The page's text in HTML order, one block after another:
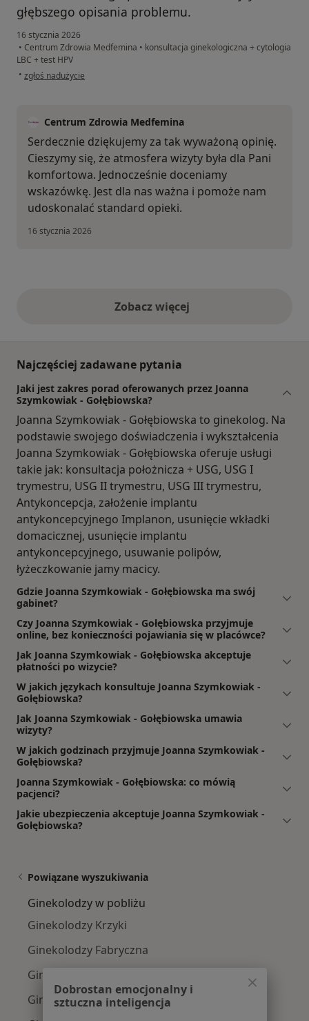
głębszego opisania problemu.
16 stycznia 2026
• Centrum Zdrowia Medfemina • konsultacja ginekologiczna + cytologia
LBC + test HPV
• w opinii użytkownika Ewa
zgłoś nadużycie
Centrum Zdrowia Medfemina
Serdecznie dziękujemy za tak wyważoną opinię.
Cieszymy się, że atmosfera wizyty była dla Pani
komfortowa. Jednocześnie doceniamy
wskazówkę. Jest dla nas ważna i pomoże nam
udoskonalać standard opieki.
16 stycznia 2026
Zobacz więcejopinie powyżej
Najczęściej zadawane pytania
Jaki jest zakres porad oferowanych przez Joanna
Szymkowiak - Gołębiowska?
Joanna Szymkowiak - Gołębiowska to ginekolog. Na
podstawie swojego doświadczenia i wykształcenia
Joanna Szymkowiak - Gołębiowska oferuje usługi
takie jak: konsultacja położnicza + USG, USG I
trymestru, USG II trymestru, USG III trymestru,
Antykoncepcja, założenie implantu
antykoncepcyjnego Implanon, usunięcie wkładki
domacicznej, usunięcie implantu
antykoncepcyjnego, usuwanie polipów,
łyżeczkowanie jamy macicy.
Gdzie Joanna Szymkowiak - Gołębiowska ma swój
gabinet?
Czy Joanna Szymkowiak - Gołębiowska przyjmuje
online, bez konieczności pojawiania się w placówce?
Jak Joanna Szymkowiak - Gołębiowska akceptuje
płatności po wizycie?
W jakich językach konsultuje Joanna Szymkowiak -
Gołębiowska?
Jak Joanna Szymkowiak - Gołębiowska umawia
wizyty?
W jakich godzinach przyjmuje Joanna Szymkowiak -
Gołębiowska?
Joanna Szymkowiak - Gołębiowska: co mówią
pacjenci?
Jakie ubezpieczenia akceptuje Joanna Szymkowiak -
Gołębiowska?
Powiązane wyszukiwania
Ginekolodzy w pobliżu
Ginekolodzy Krzyki
Ginekolodzy Fabryczna
Ginekolodzy Stare Miasto
Ginekolodzy Psie Pole
Dobrostan emocjonalny i
sztuczna inteligencja